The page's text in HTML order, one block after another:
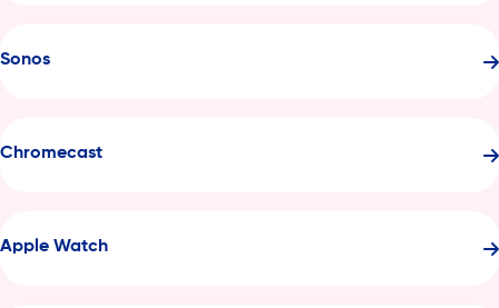
Sonos
Chromecast
Apple Watch